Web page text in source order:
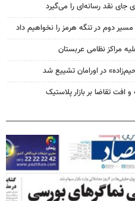
نقد رسانه‌ای را می‌گیرد
دوم در تنگه هرمز را نخواهیم داد
مراکز نظامی عربستان
در اورامان تشییع شد
افت تقاضا بر بازار پلاستیک